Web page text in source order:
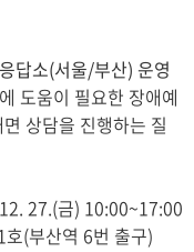
답소(서울/부산) 운영
도움이 필요한 장애예
상담을 진행하는 질
27.(금) 10:00~17:00
(부산역 6번 출구)